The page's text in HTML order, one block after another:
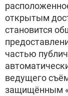
открытым
становится
частью
ведущего
защищённым